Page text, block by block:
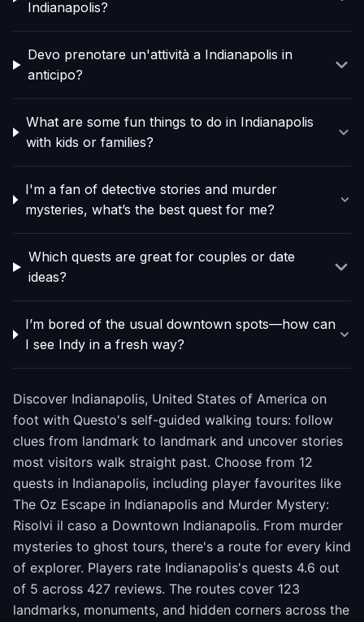
Indianapolis?
Devo prenotare un'attività a Indianapolis in
anticipo?
What are some fun things to do in Indianapolis
with kids or families?
I'm a fan of detective stories and murder
mysteries, what’s the best quest for me?
Which quests are great for couples or date
ideas?
I’m bored of the usual downtown spots—how can
I see Indy in a fresh way?
Discover Indianapolis, United States of America on
foot with Questo's self-guided walking tours: follow
clues from landmark to landmark and uncover stories
most visitors walk straight past. Choose from 12
quests in Indianapolis, including player favourites like
The Oz Escape in Indianapolis and Murder Mystery:
Risolvi il caso a Downtown Indianapolis. From murder
mysteries to ghost tours, there's a route for every kind
of explorer. Players rate Indianapolis's quests 4.6 out
of 5 across 427 reviews. The routes cover 123
landmarks, monuments, and hidden corners across the